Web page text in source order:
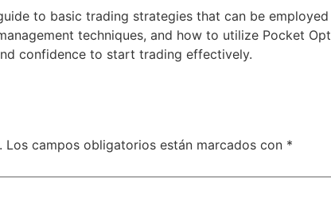
to basic trading strategies that can be
techniques, and how to utilize Pocket
confidence to start trading effectively.
Los campos obligatorios están marcados con *